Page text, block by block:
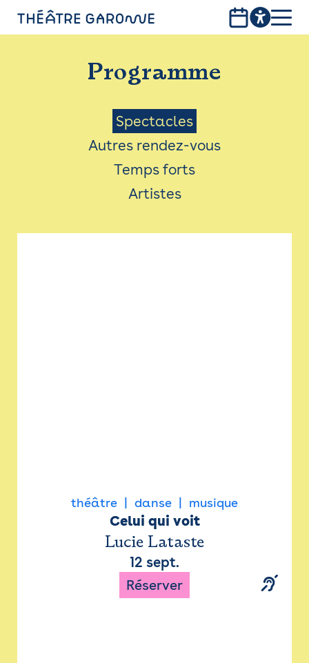
PROGRAMME
INFOS PRATIQUES
AVEC LES PUBLICS
ACCESSIBILITÉ
LES PRODUCTIONS
Programme
Menu
Saison
Spectacles
Autres rendez-vous
Temps forts
Artistes
théâtre danse musique
Celui qui voit
Lucie Lataste
12 sept.
Réserver